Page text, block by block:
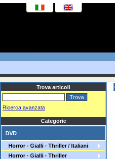
Trova articoli
Ricerca avanzata
Categorie
DVD
Horror - Gialli - Thriller / Italiani
Horror - Gialli - Thriller